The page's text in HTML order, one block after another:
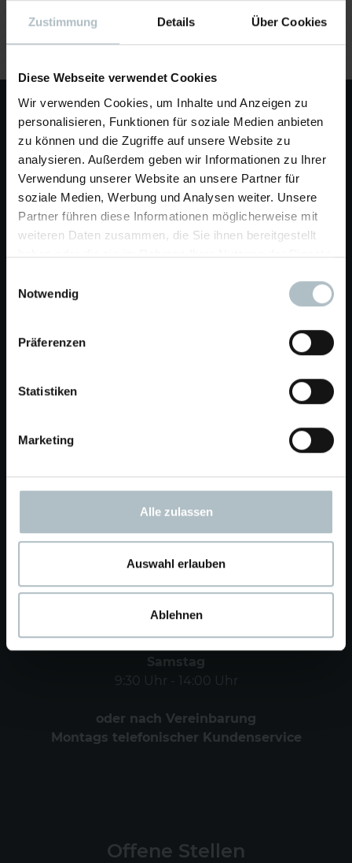
Zustimmung Details Über Cookies
Diese Webseite verwendet Cookies
Wir verwenden Cookies, um Inhalte und Anzeigen zu
personalisieren, Funktionen für soziale Medien anbieten
zu können und die Zugriffe auf unsere Website zu
analysieren. Außerdem geben wir Informationen zu Ihrer
Verwendung unserer Website an unsere Partner für
soziale Medien, Werbung und Analysen weiter. Unsere
Partner führen diese Informationen möglicherweise mit
weiteren Daten zusammen, die Sie ihnen bereitgestellt
haben oder die sie im Rahmen Ihrer Nutzung der Dienste
Notwendig
Präferenzen
Statistiken
Marketing
Alle zulassen
Auswahl erlauben
Ablehnen
aß gemeinsam an ihm. Kaum konnte man über die
Tischplatte hinaus sehen, wurde...
Schweizer Wohnen
Dienstag - Freitag
9:30 Uhr - 18:30 Uhr
Samstag
9:30 Uhr - 14:00 Uhr
oder nach Vereinbarung
Montags telefonischer Kundenservice
Offene Stellen